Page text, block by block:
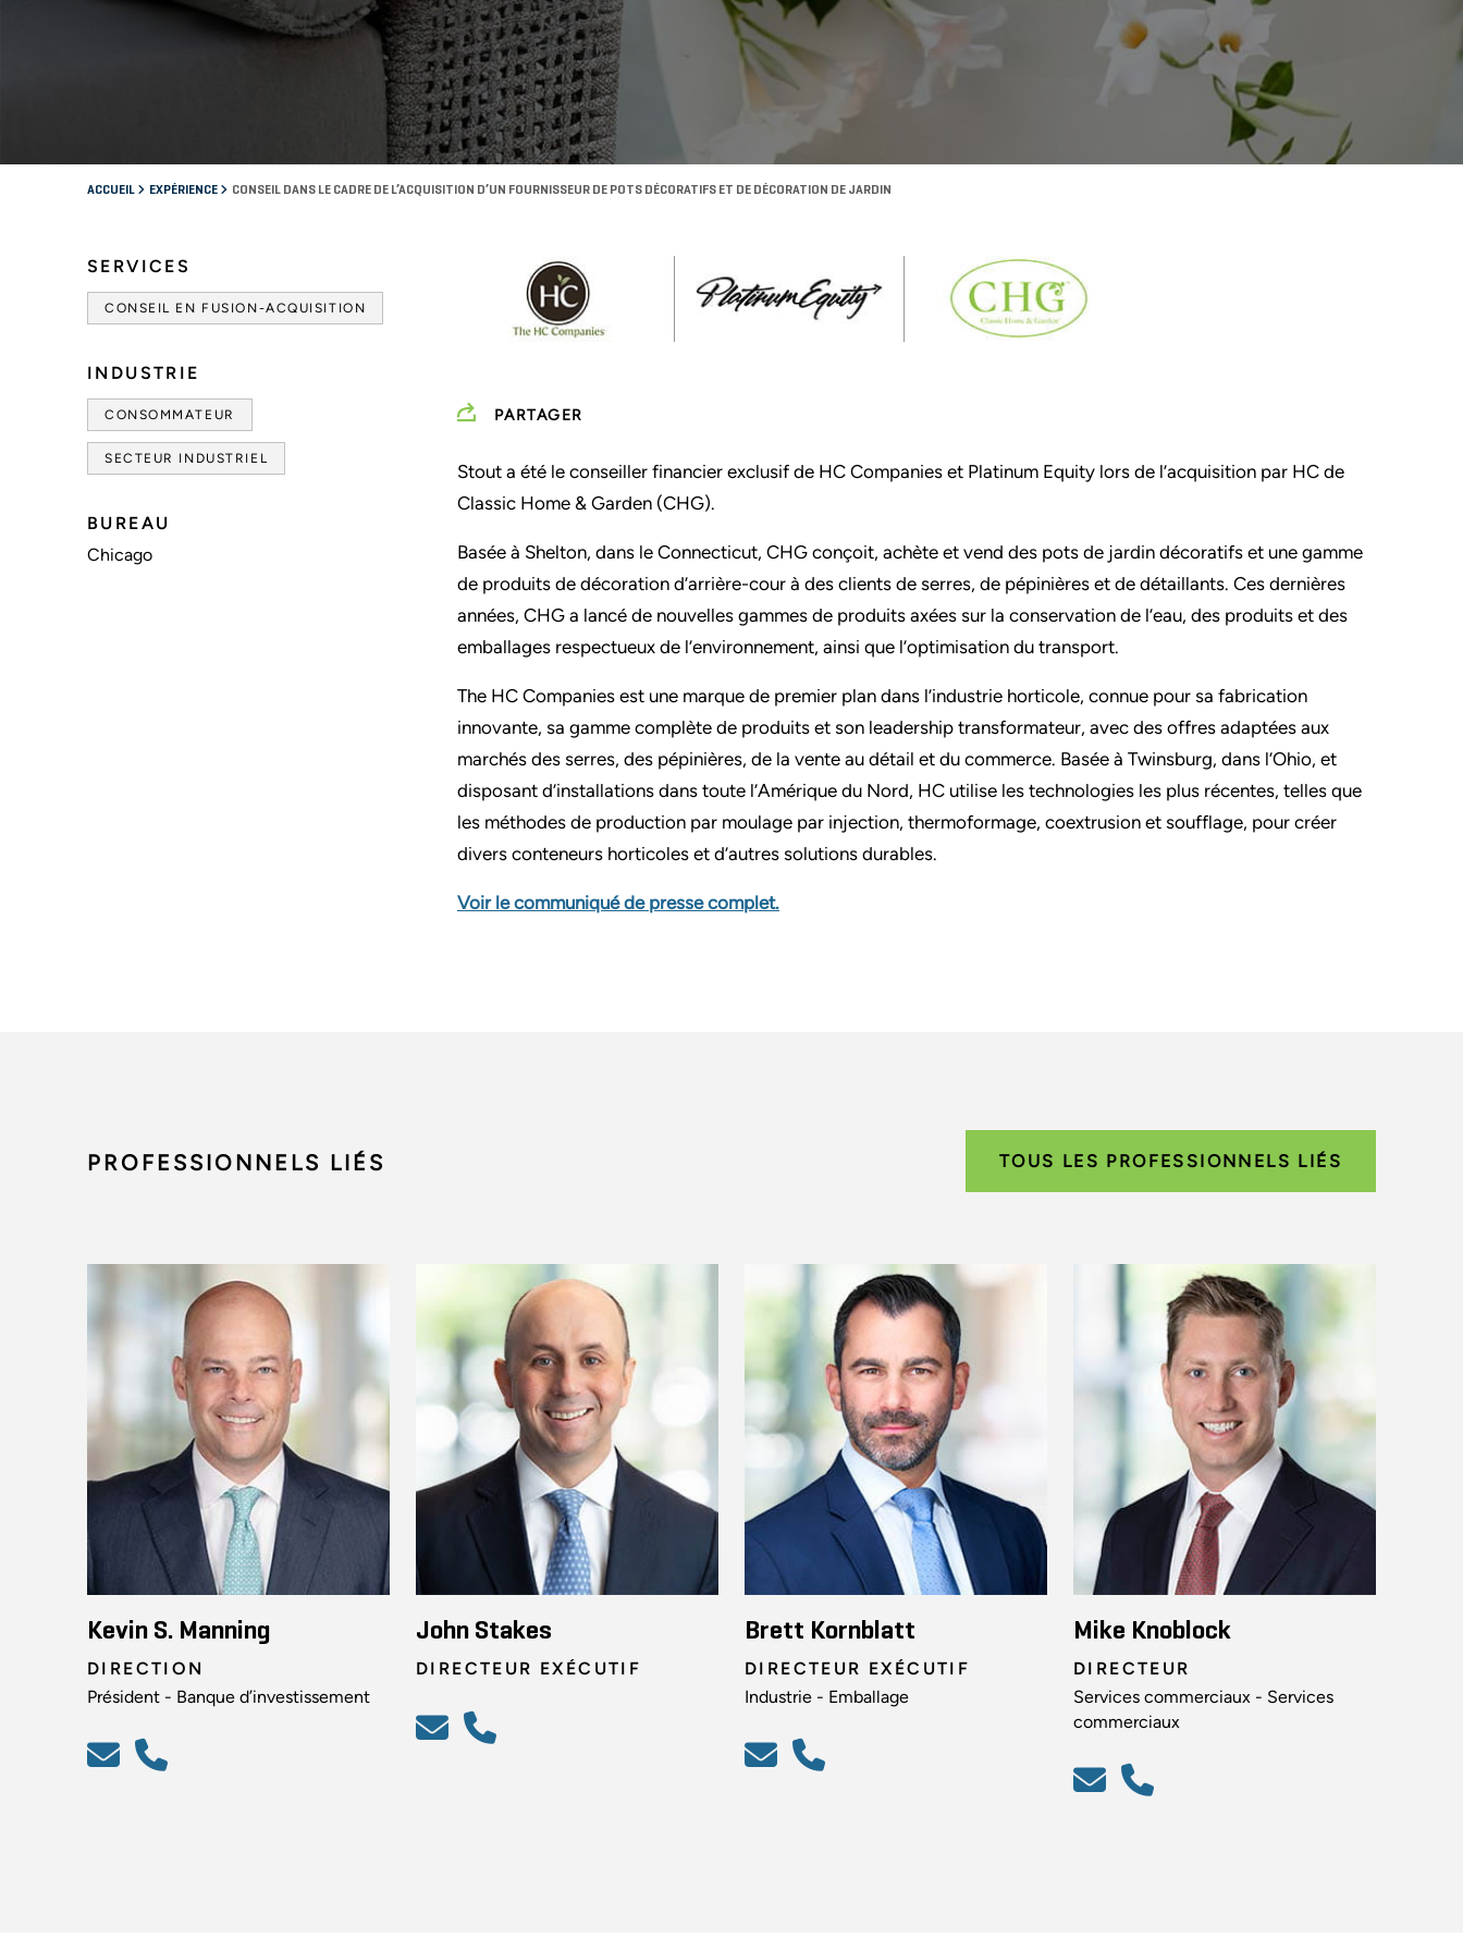
ACCUEIL EXPÉRIENCE CONSEIL DANS LE CADRE DE L’ACQUISITION D’UN FOURNISSEUR DE POTS DÉCORATIFS ET DE DÉCORATION DE JARDIN
SERVICES
CONSEIL EN FUSION-ACQUISITION
INDUSTRIE
CONSOMMATEUR
SECTEUR INDUSTRIEL
BUREAU
Chicago
PARTAGER
Stout a été le conseiller financier exclusif de HC Companies et Platinum Equity lors de l’acquisition par HC de
Classic Home & Garden (CHG).
Basée à Shelton, dans le Connecticut, CHG conçoit, achète et vend des pots de jardin décoratifs et une gamme
de produits de décoration d’arrière-cour à des clients de serres, de pépinières et de détaillants. Ces dernières
années, CHG a lancé de nouvelles gammes de produits axées sur la conservation de l’eau, des produits et des
emballages respectueux de l’environnement, ainsi que l’optimisation du transport.
The HC Companies est une marque de premier plan dans l’industrie horticole, connue pour sa fabrication
innovante, sa gamme complète de produits et son leadership transformateur, avec des offres adaptées aux
marchés des serres, des pépinières, de la vente au détail et du commerce. Basée à Twinsburg, dans l’Ohio, et
disposant d’installations dans toute l’Amérique du Nord, HC utilise les technologies les plus récentes, telles que
les méthodes de production par moulage par injection, thermoformage, coextrusion et soufflage, pour créer
divers conteneurs horticoles et d’autres solutions durables.
Voir le communiqué de presse complet.
PROFESSIONNELS LIÉS TOUS LES PROFESSIONNELS LIÉS
Kevin S. Manning
DIRECTION
Président - Banque d’investissement
John Stakes
DIRECTEUR EXÉCUTIF
Brett Kornblatt
DIRECTEUR EXÉCUTIF
Industrie - Emballage
Mike Knoblock
DIRECTEUR
Services commerciaux - Services
commerciaux